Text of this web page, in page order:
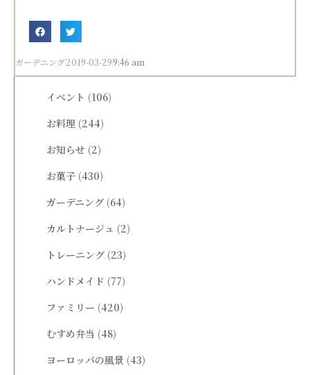
ガーデニング2019-03-299:46 am
イベント (106)
お料理 (244)
お知らせ (2)
お菓子 (430)
ガーデニング (64)
カルトナージュ (2)
トレーニング (23)
ハンドメイド (77)
ファミリー (420)
むすめ弁当 (48)
ヨーロッパの風景 (43)